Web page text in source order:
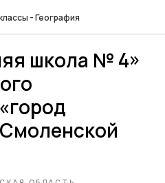
- География
школа № 4»